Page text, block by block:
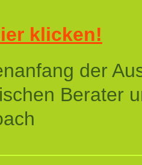
klicken!
der
Berater